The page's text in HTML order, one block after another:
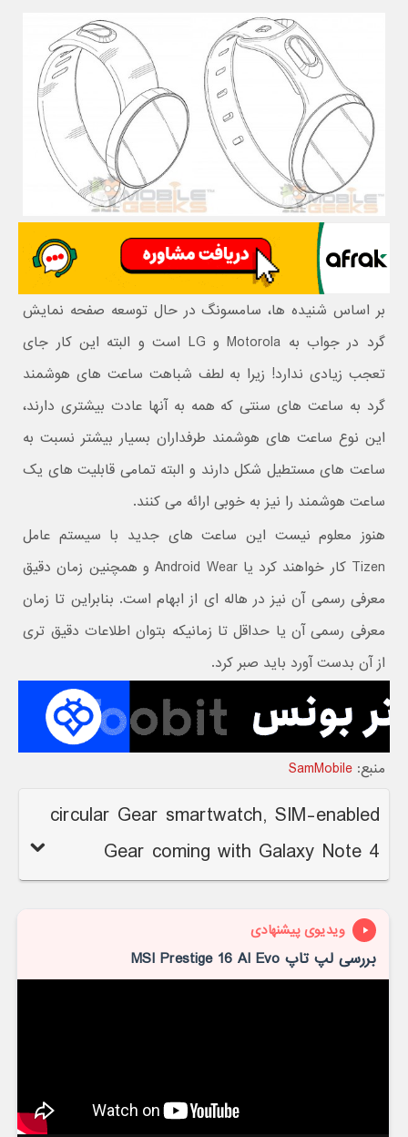
بر اساس شنیده ها، سامسونگ در حال توسعه صفحه نمایش
گرد در جواب به Motorola و LG است و البته این کار جای
تعجب زیادی ندارد! زیرا به لطف شباهت ساعت های هوشمند
گرد به ساعت های سنتی که همه به آنها عادت بیشتری دارند،
این نوع ساعت های هوشمند طرفداران بسیار بیشتر نسبت به
ساعت های مستطیل شکل دارند و البته تمامی قابلیت های یک
ساعت هوشمند را نیز به خوبی ارائه می کنند.
هنوز معلوم نیست این ساعت های جدید با سیستم عامل
Tizen کار خواهند کرد یا Android Wear و همچنین زمان دقیق
معرفی رسمی آن نیز در هاله ای از ابهام است. بنابراین تا زمان
معرفی رسمی آن یا حداقل تا زمانیکه بتوان اطلاعات دقیق تری
از آن بدست آورد باید صبر کرد.
منبع:SamMobile
circular Gear smartwatch, SIM-enabled
Gear coming with Galaxy Note 4
ویدیوی پیشنهادی
بررسی لپ تاپ MSI Prestige 16 AI Evo